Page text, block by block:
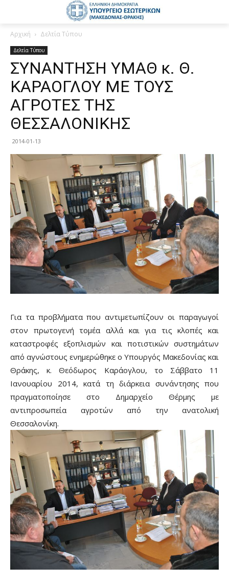
Αρχική Δελτία Τύπου
Δελτία Τύπου
ΣΥΝΑΝΤΗΣΗ ΥΜΑΘ κ. Θ.
ΚΑΡΑΟΓΛΟΥ ΜΕ ΤΟΥΣ
ΑΓΡΟΤΕΣ ΤΗΣ
ΘΕΣΣΑΛΟΝΙΚΗΣ
2014-01-13
Για τα προβλήματα που αντιμετωπίζουν οι παραγωγοί
στον πρωτογενή τομέα αλλά και για τις κλοπές και
καταστροφές εξοπλισμών και ποτιστικών συστημάτων
από αγνώστους ενημερώθηκε ο Υπουργός Μακεδονίας και
Θράκης, κ. Θεόδωρος Καράογλου, το Σάββατο 11
Ιανουαρίου 2014, κατά τη διάρκεια συνάντησης που
πραγματοποίησε στο Δημαρχείο Θέρμης με
αντιπροσωπεία αγροτών από την ανατολική
Θεσσαλονίκη.